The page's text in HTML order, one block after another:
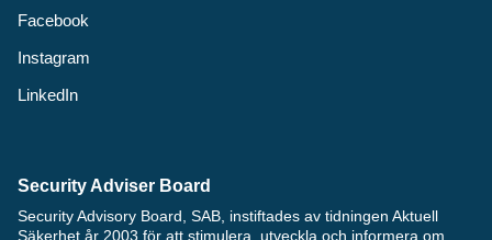
Facebook
Instagram
LinkedIn
Security Adviser Board
Security Advisory Board, SAB, instiftades av tidningen Aktuell
Säkerhet år 2003 för att stimulera, utveckla och informera om